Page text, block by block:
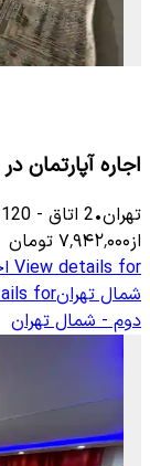
اجاره
تهران•
2 اتاق -
120
از۷٬۹۴۲٬۰۰۰ تومان
View details for
شمال تهرانfor
دوم - شمال تهران